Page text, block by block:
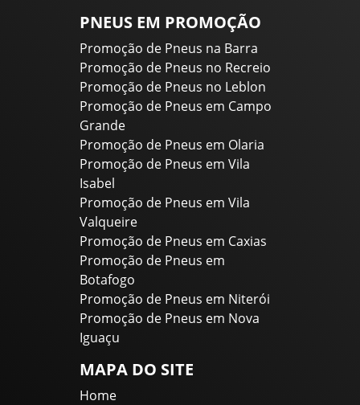
PNEUS EM PROMOÇÃO
Promoção de Pneus na Barra
Promoção de Pneus no Recreio
Promoção de Pneus no Leblon
Promoção de Pneus em Campo
Grande
Promoção de Pneus em Olaria
Promoção de Pneus em Vila
Isabel
Promoção de Pneus em Vila
Valqueire
Promoção de Pneus em Caxias
Promoção de Pneus em
Botafogo
Promoção de Pneus em Niterói
Promoção de Pneus em Nova
Iguaçu
MAPA DO SITE
Home